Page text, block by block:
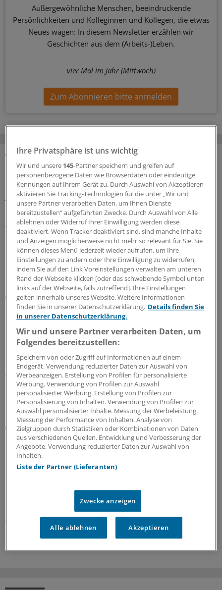
Außergewöhnliche Menschen, beeindruckende
Persönlichkeiten und Kolleginnen und Kollegen, die etwas
Neues wagen: In diesem Newsletter erzählen wir
Geschichten aus dem (Arbeits-)Leben.
vier Mal im Jahr (Mittwoch)
Zum Abonnieren bitte anmelden
MEHR ZUM THEMA
Glosse
Ärztlicher Hitzehass
Es gibt viele Gründe, den Sommer toll zu finden – für
Ärzte kann die warme Jahreszeit aber anstrengend sein:
Manchmal liegt es an Patienten, manchmal an Kollegen...
Einblicke in nervige Jahresseiten.
07.08.2026
Rezept
KBV und Krankenkassen präzisieren die neuen
Regeln zur Cannabistherapie
Mit dem GKV-Spargesetz wurden auch die Regeln für die
Cannabistherapie auf Kasse verschärft. KBV und
Krankenkassen stellen nun klar, wie mit dem
sechsmonatigen Therapieversuch zu verfahren ist. Und
welche Ausnahmen gelten.
06.08.2026
Folgen der Klimakrise
Besserer Schutz vor Hitzewellen:
Gesundheitsorganisationen veröffentlichen
Erklärung
80 Gesundheitsorganisationen, dass aus
Hitzeschutzplänen endlich Handlungen folgen und
geben konkrete Tipps.
06.08.2026
Ihre Privatsphäre ist uns wichtig
Wir und unsere 145-Partner speichern und greifen auf
personenbezogene Daten wie Browserdaten oder eindeutige
Kennungen auf Ihrem Gerät zu. Durch Auswahl von Akzeptieren
aktivieren Sie Tracking-Technologien für die unter „Wir und
unsere Partner verarbeiten Daten, um Ihnen Dienste
bereitzustellen“ aufgeführten Zwecke. Durch Auswahl von Alle
ablehnen oder Widerruf Ihrer Einwilligung werden diese
deaktiviert. Wenn Tracker deaktiviert sind, sind manche Inhalte
und Anzeigen möglicherweise nicht mehr so relevant für Sie. Sie
können dieses Menü jederzeit wieder aufrufen, um Ihre
Einstellungen zu ändern oder Ihre Einwilligung zu widerrufen,
indem Sie auf den Link Voreinstellungen verwalten am unteren
Rand der Webseite klicken [oder das schwebende Symbol unten
links auf der Webseite, falls zutreffend]. Ihre Einstellungen
gelten innerhalb unseres Website. Weitere Informationen
finden Sie in unserer Datenschutzerklärung. Details finden Sie
in unserer Datenschutzerklärung.
Wir und unsere Partner verarbeiten Daten, um
Folgendes bereitzustellen:
Speichern von oder Zugriff auf Informationen auf einem
Endgerät. Verwendung reduzierter Daten zur Auswahl von
Werbeanzeigen. Erstellung von Profilen für personalisierte
Werbung. Verwendung von Profilen zur Auswahl
personalisierter Werbung. Erstellung von Profilen zur
Personalisierung von Inhalten. Verwendung von Profilen zur
Auswahl personalisierter Inhalte. Messung der Werbeleistung.
Messung der Performance von Inhalten. Analyse von
Zielgruppen durch Statistiken oder Kombinationen von Daten
aus verschiedenen Quellen. Entwicklung und Verbesserung der
Angebote. Verwendung reduzierter Daten zur Auswahl von
Inhalten.
Liste der Partner (Lieferanten)
Zwecke anzeigen
Alle ablehnen Akzeptieren